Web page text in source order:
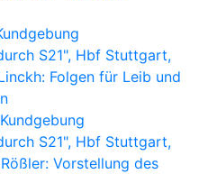
S21", Hbf Stuttgart,
Folgen für Leib und
Kundgebung
S21", Hbf Stuttgart,
Vorstellung des